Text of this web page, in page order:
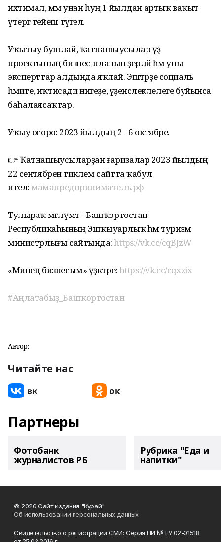
ихтимал, әммә унан һуң 1 йылдан артыҡ ваҡыт
үтергә тейеш түгел.
Уҡытыу бушлай, ҡатнашыусылар үҙ
проектының бизнес-планын әҙерләй һәм уны
эксперттар алдында яҡлай. Эштәрҙе социаль
әһәмиәте, иҡтисади нигеҙе, үҙенсәлеклелеге буйынса
баһалаясаҡтар.
Уҡыу осоро: 2023 йылдың 2 - 6 октябре.
👉 Ҡатнашыусыларҙан ғаризалар 2023 йылдың
22 сентябренә тиклем сайтта ҡабул
ителә:мамапредприниматель.рф
Тулыраҡ мәғлүмәт - Башҡортостан
Республикаһының Эшҡыуарлыҡ һәм туризм
министрлығы сайтында:https://vk.cc/cqBJzW
«Минең бизнесым» үҙәктәре:https://vk.cc/cqxzix
#Аңлатабыҙ_Башҡортостан
Автор:
Читайте нас
Партнеры
Фотобанк
журналистов РБ
Рубрика "Еда и
напитки"
© 2026 Сайт издания "Курай"
Об использовании персональных данных
Свидетельство о регистрации СМИ: Серия ПИ №ТУ 02-01518